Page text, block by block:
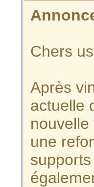
Chers
Après
actuelle
nouvelle
une